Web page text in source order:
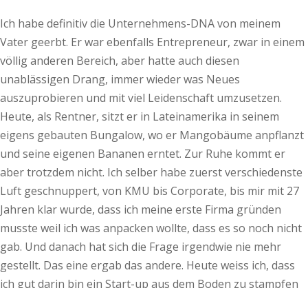
Ich habe definitiv die Unternehmens-DNA von meinem
Vater geerbt. Er war ebenfalls Entrepreneur, zwar in einem
völlig anderen Bereich, aber hatte auch diesen
unablässigen Drang, immer wieder was Neues
auszuprobieren und mit viel Leidenschaft umzusetzen.
Heute, als Rentner, sitzt er in Lateinamerika in seinem
eigens gebauten Bungalow, wo er Mangobäume anpflanzt
und seine eigenen Bananen erntet. Zur Ruhe kommt er
aber trotzdem nicht. Ich selber habe zuerst verschiedenste
Luft geschnuppert, von KMU bis Corporate, bis mir mit 27
Jahren klar wurde, dass ich meine erste Firma gründen
musste weil ich was anpacken wollte, dass es so noch nicht
gab. Und danach hat sich die Frage irgendwie nie mehr
gestellt. Das eine ergab das andere. Heute weiss ich, dass
ich gut darin bin ein Start-up aus dem Boden zu stampfen